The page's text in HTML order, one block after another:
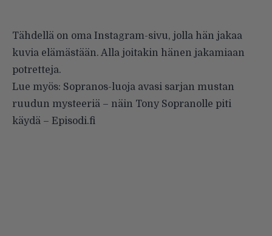
Tähdellä on oma Instagram-sivu, jolla hän jakaa
kuvia elämästään. Alla joitakin hänen jakamiaan
potretteja.
Lue myös: Sopranos-luoja avasi sarjan mustan
ruudun mysteeriä – näin Tony Sopranolle piti
käydä – Episodi.fi